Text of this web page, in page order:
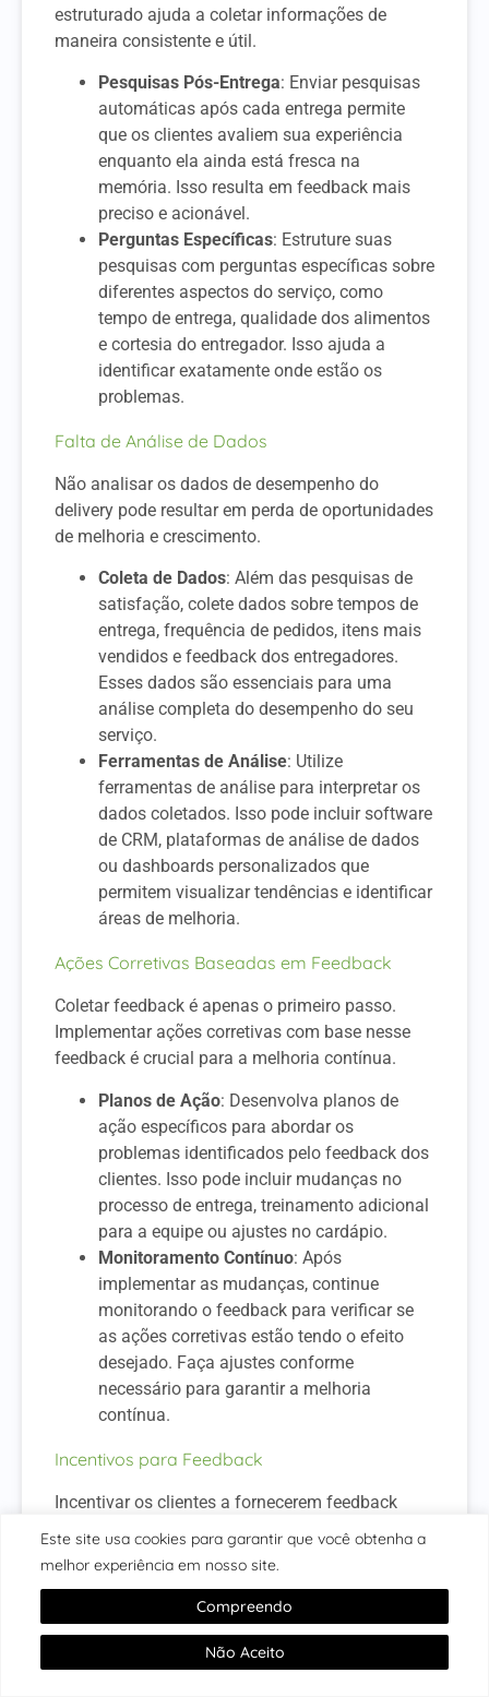
Este site usa cookies para garantir que você obtenha a
melhor experiência em nosso site.
Não Aceito
Compreendo
estruturado ajuda a coletar informações de
maneira consistente e útil.
Pesquisas Pós-Entrega: Enviar pesquisas
automáticas após cada entrega permite
que os clientes avaliem sua experiência
enquanto ela ainda está fresca na
memória. Isso resulta em feedback mais
preciso e acionável.
Perguntas Específicas: Estruture suas
pesquisas com perguntas específicas sobre
diferentes aspectos do serviço, como
tempo de entrega, qualidade dos alimentos
e cortesia do entregador. Isso ajuda a
identificar exatamente onde estão os
problemas.
Falta de Análise de Dados
Não analisar os dados de desempenho do
delivery pode resultar em perda de oportunidades
de melhoria e crescimento.
Coleta de Dados: Além das pesquisas de
satisfação, colete dados sobre tempos de
entrega, frequência de pedidos, itens mais
vendidos e feedback dos entregadores.
Esses dados são essenciais para uma
análise completa do desempenho do seu
serviço.
Ferramentas de Análise: Utilize
ferramentas de análise para interpretar os
dados coletados. Isso pode incluir software
de CRM, plataformas de análise de dados
ou dashboards personalizados que
permitem visualizar tendências e identificar
áreas de melhoria.
Ações Corretivas Baseadas em Feedback
Coletar feedback é apenas o primeiro passo.
Implementar ações corretivas com base nesse
feedback é crucial para a melhoria contínua.
Planos de Ação: Desenvolva planos de
ação específicos para abordar os
problemas identificados pelo feedback dos
clientes. Isso pode incluir mudanças no
processo de entrega, treinamento adicional
para a equipe ou ajustes no cardápio.
Monitoramento Contínuo: Após
implementar as mudanças, continue
monitorando o feedback para verificar se
as ações corretivas estão tendo o efeito
desejado. Faça ajustes conforme
necessário para garantir a melhoria
contínua.
Incentivos para Feedback
Incentivar os clientes a fornecerem feedback
aumenta a quantidade e a qualidade das
respostas recebidas.
Recompensas e Descontos
recompensas ou descontos para clientes
que completarem pesquisas de satisfação.
Isso não só incentiva a participação, mas